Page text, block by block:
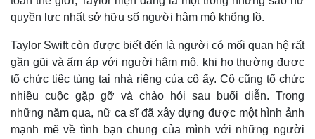
Chứng khoán
quyền lực nhất sở hữu số người hâm mộ khổng lồ.
Taylor Swift còn được biết đến là người có mối quan hệ rất
gần gũi và ấm áp với người hâm mộ, khi họ thường được
tổ chức tiệc tùng tại nhà riêng của cô ấy. Cô cũng tổ chức
nhiều cuộc gặp gỡ và chào hỏi sau buổi diễn. Trong
những năm qua, nữ ca sĩ đã xây dựng được một hình ảnh
mạnh mẽ về tình bạn chung của mình với những người